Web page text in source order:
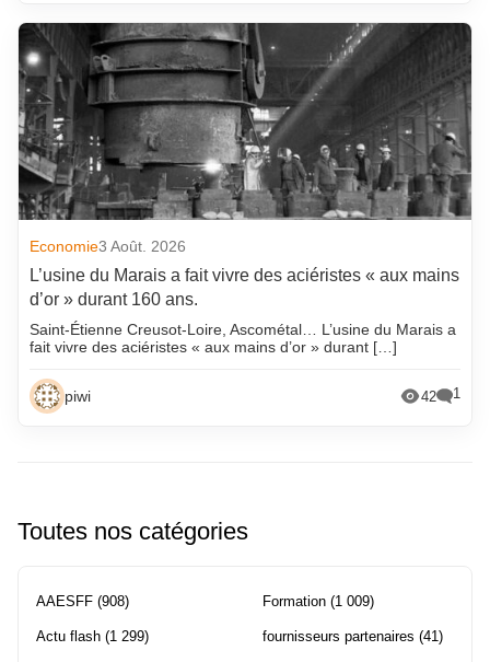
Economie3 Août. 2026
L’usine du Marais a fait vivre des aciéristes « aux mains
d’or » durant 160 ans.
Saint-Étienne Creusot-Loire, Ascométal… L’usine du Marais a
fait vivre des aciéristes « aux mains d’or » durant […]
piwi 42 1
Toutes nos catégories
AAESFF (908)
Actu flash (1 299)
Formation (1 009)
fournisseurs partenaires (41)